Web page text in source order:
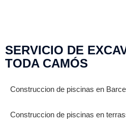
SERVICIO DE
TODA CAMÓS
Construccion de piscinas en
Construccion de piscinas en